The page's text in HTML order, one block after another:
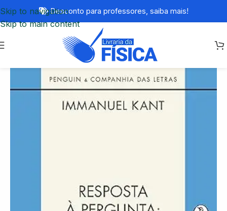
Skip to navigation
Skip to main content
Desconto para professores, saiba mais!